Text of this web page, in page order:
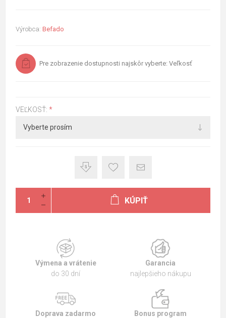
Výrobca: Befado
Pre zobrazenie dostupnosti najskôr vyberte: Veľkosť
VEĽKOSŤ: *
KÚPIŤ
Výmena a vrátenie
do 30 dní
Garancia
najlepšieho nákupu
Doprava zadarmo
Bonus program